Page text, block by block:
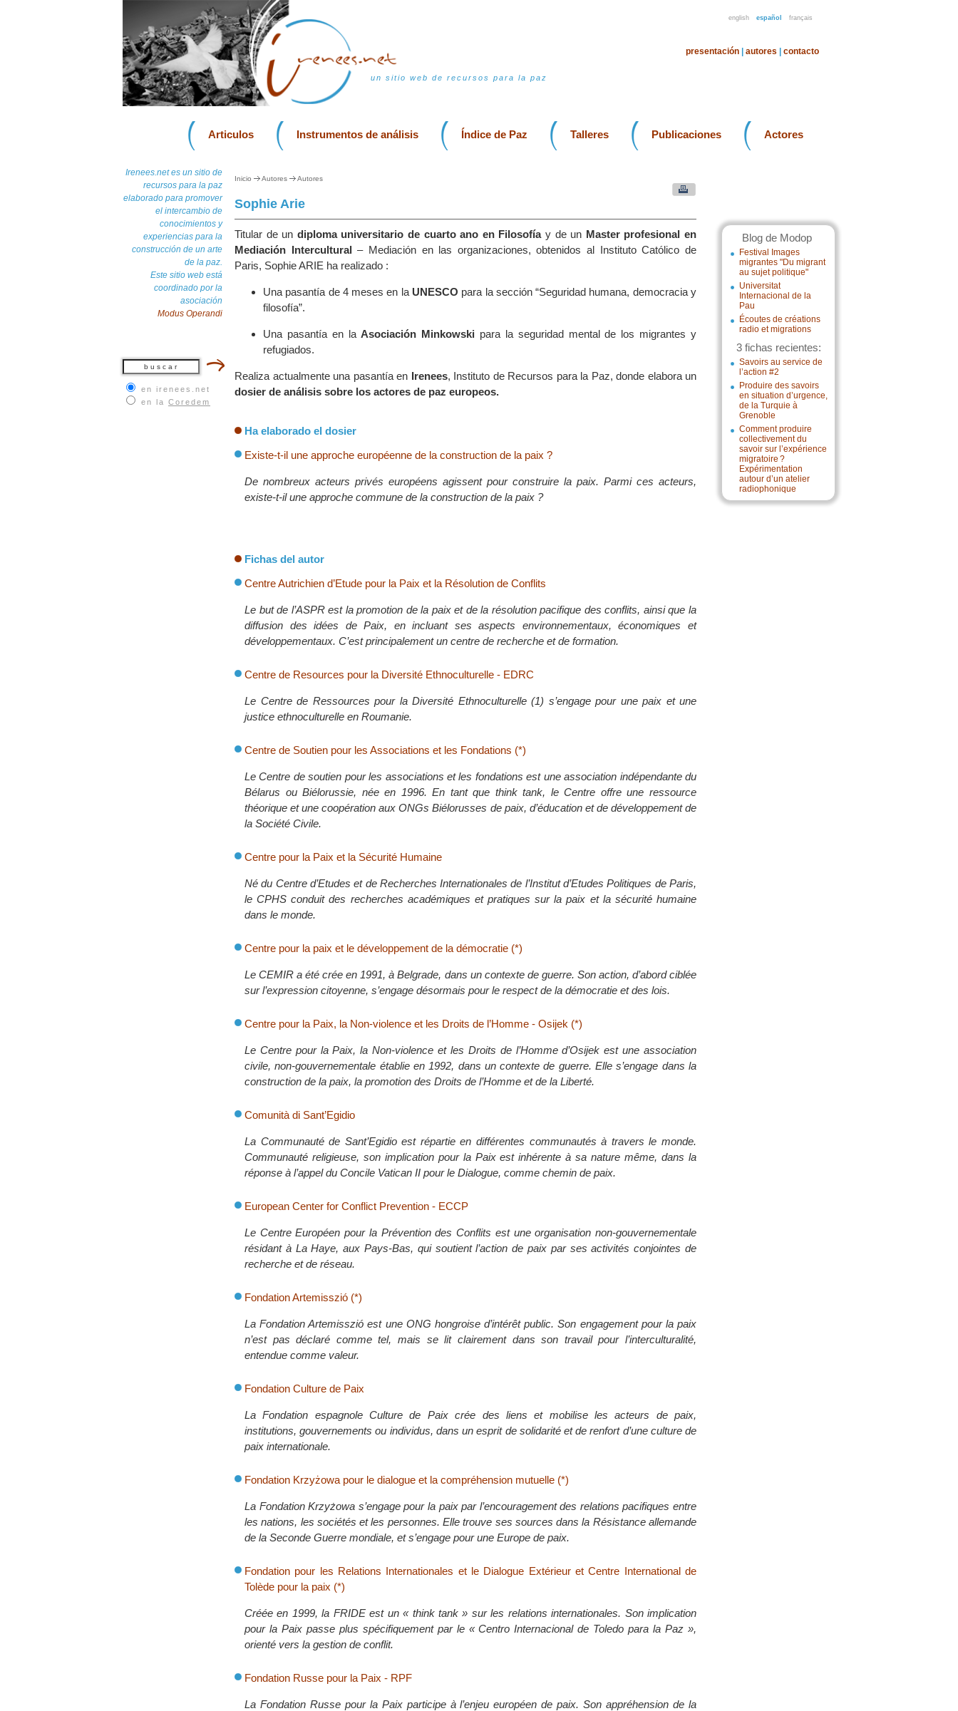
english español français
un sitio web de recursos para la paz
presentación autores contacto
Articulos Instrumentos de análisis Índice de Paz Talleres Publicaciones Actores
Irenees.net es un sitio de
recursos para la paz
elaborado para promover
el intercambio de
conocimientos y
experiencias para la
construcción de un arte
de la paz.
Este sitio web está
coordinado por la
asociación
Modus Operandi
en irenees.net
en la Coredem
Blog de Modop
Festival Images
migrantes "Du migrant
au sujet politique"
Universitat
Internacional de la
Pau
Écoutes de créations
radio et migrations
3 fichas recientes:
Savoirs au service de
l’action #2
Produire des savoirs
en situation d’urgence,
de la Turquie à
Grenoble
Comment produire
collectivement du
savoir sur l’expérience
migratoire ?
Expérimentation
autour d’un atelier
radiophonique
Inicio Autores Autores
Sophie Arie
Titular de un diploma universitario de cuarto ano en Filosofíay de un Master profesional en
Mediación Intercultural – Mediación en las organizaciones, obtenidos al Instituto Católico de
Paris, Sophie ARIE ha realizado :
Una pasantía de 4 meses en la UNESCO para la sección “Seguridad humana, democracia y
filosofía”.
Una pasantía en laAsociación Minkowski para la seguridad mental de los migrantes y
refugiados.
Realiza actualmente una pasantía en Irenees, Instituto de Recursos para la Paz, donde elabora un
dosier de análisis sobre los actores de paz europeos.
Ha elaborado el dosier
Existe-t-il une approche européenne de la construction de la paix ?
De nombreux acteurs privés européens agissent pour construire la paix. Parmi ces acteurs,
existe-t-il une approche commune de la construction de la paix ?
Fichas del autor
Centre Autrichien d’Etude pour la Paix et la Résolution de Conflits
Le but de l’ASPR est la promotion de la paix et de la résolution pacifique des conflits, ainsi que la
diffusion des idées de Paix, en incluant ses aspects environnementaux, économiques et
développementaux. C’est principalement un centre de recherche et de formation.
Centre de Resources pour la Diversité Ethnoculturelle - EDRC
Le Centre de Ressources pour la Diversité Ethnoculturelle (1) s’engage pour une paix et une
justice ethnoculturelle en Roumanie.
Centre de Soutien pour les Associations et les Fondations (*)
Le Centre de soutien pour les associations et les fondations est une association indépendante du
Bélarus ou Biélorussie, née en 1996. En tant que think tank, le Centre offre une ressource
théorique et une coopération aux ONGs Biélorusses de paix, d’éducation et de développement de
la Société Civile.
Centre pour la Paix et la Sécurité Humaine
Né du Centre d’Etudes et de Recherches Internationales de l’Institut d’Etudes Politiques de Paris,
le CPHS conduit des recherches académiques et pratiques sur la paix et la sécurité humaine
dans le monde.
Centre pour la paix et le développement de la démocratie (*)
Le CEMIR a été crée en 1991, à Belgrade, dans un contexte de guerre. Son action, d’abord ciblée
sur l’expression citoyenne, s’engage désormais pour le respect de la démocratie et des lois.
Centre pour la Paix, la Non-violence et les Droits de l’Homme - Osijek (*)
Le Centre pour la Paix, la Non-violence et les Droits de l’Homme d’Osijek est une association
civile, non-gouvernementale établie en 1992, dans un contexte de guerre. Elle s’engage dans la
construction de la paix, la promotion des Droits de l’Homme et de la Liberté.
Comunità di Sant’Egidio
La Communauté de Sant’Egidio est répartie en différentes communautés à travers le monde.
Communauté religieuse, son implication pour la Paix est inhérente à sa nature même, dans la
réponse à l’appel du Concile Vatican II pour le Dialogue, comme chemin de paix.
European Center for Conflict Prevention - ECCP
Le Centre Européen pour la Prévention des Conflits est une organisation non-gouvernementale
résidant à La Haye, aux Pays-Bas, qui soutient l’action de paix par ses activités conjointes de
recherche et de réseau.
Fondation Artemisszió (*)
La Fondation Artemisszió est une ONG hongroise d’intérêt public. Son engagement pour la paix
n’est pas déclaré comme tel, mais se lit clairement dans son travail pour l’interculturalité,
entendue comme valeur.
Fondation Culture de Paix
La Fondation espagnole Culture de Paix crée des liens et mobilise les acteurs de paix,
institutions, gouvernements ou individus, dans un esprit de solidarité et de renfort d’une culture de
paix internationale.
Fondation Krzyżowa pour le dialogue et la compréhension mutuelle (*)
La Fondation Krzyżowa s’engage pour la paix par l’encouragement des relations pacifiques entre
les nations, les sociétés et les personnes. Elle trouve ses sources dans la Résistance allemande
de la Seconde Guerre mondiale, et s’engage pour une Europe de paix.
Fondation pour les Relations Internationales et le Dialogue Extérieur et Centre International de
Tolède pour la paix (*)
Créée en 1999, la FRIDE est un « think tank » sur les relations internationales. Son implication
pour la Paix passe plus spécifiquement par le « Centro Internacional de Toledo para la Paz »,
orienté vers la gestion de conflit.
Fondation Russe pour la Paix - RPF
La Fondation Russe pour la Paix participe à l’enjeu européen de paix. Son appréhension de la